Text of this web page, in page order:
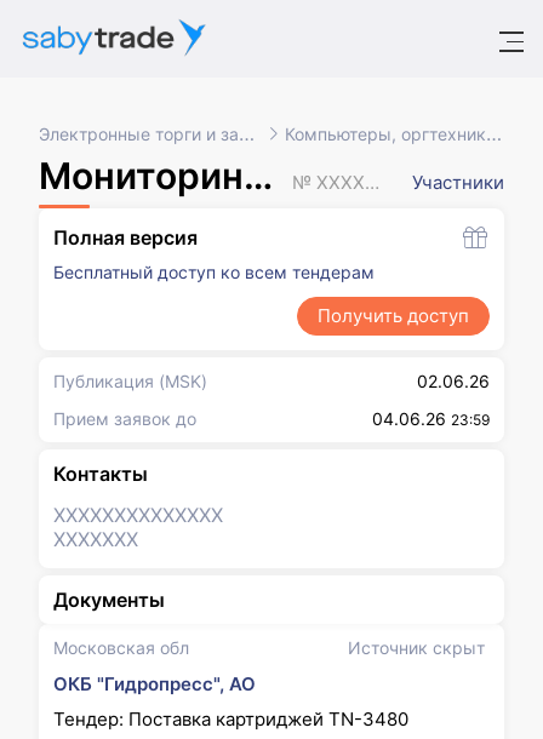
Электронные торги и закупки Компьютеры, оргтехника, ПО
Мониторинг цен № XXXXXXX Участники
Московская обл Источник скрыт
ОКБ "Гидропресс", АО
Тендер: Поставка картриджей TN-3480
Полная версия
Бесплатный доступ ко всем тендерам
Получить доступ
Публикация (MSK)
02.06.26
Прием заявок до
04.06.26 23:59
Контакты
XXXXXXXXXXXXXX
XXXXXXX
Документы